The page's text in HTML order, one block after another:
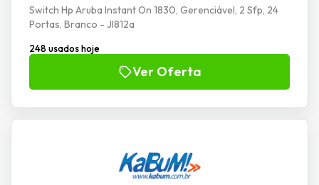
Switch Hp Aruba Instant On 1830, Gerenciável, 2 Sfp, 24
Portas, Branco - Jl812a
248 usados hoje
Ver Oferta